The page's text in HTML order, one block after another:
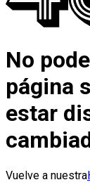
No
página
estar
Vuelve a nuestra